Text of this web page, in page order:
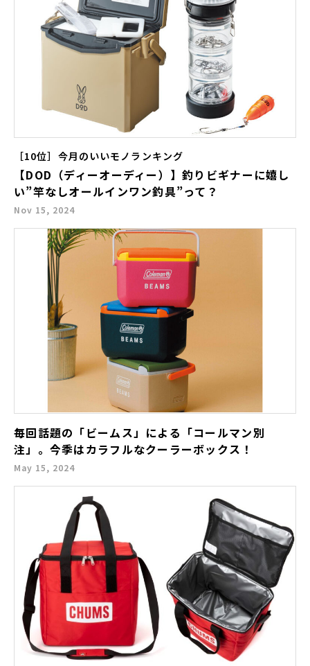
［10位］今月のいいモノランキング
【DOD（ディーオーディー）】釣りビギナーに嬉し
い”竿なしオールインワン釣具”って？
Nov 15, 2024
毎回話題の「ビームス」による「コールマン別
注」。今季はカラフルなクーラーボックス！
May 15, 2024